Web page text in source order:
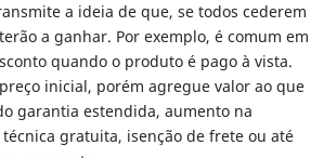
a ideia de que, se todos cederem
a ganhar. Por exemplo, é comum em
quando o produto é pago à vista.
inicial, porém agregue valor ao que
garantia estendida, aumento na
gratuita, isenção de frete ou até